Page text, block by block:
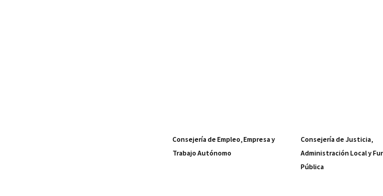
Consejería de Empleo, Empresa y
Trabajo Autónomo
Consejería de Justicia,
Administración Local y
Pública